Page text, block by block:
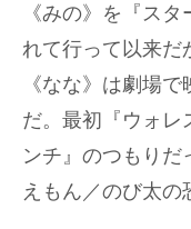
《みの》を『ス
れて行って以来だ
《なな》は劇場
だ。最初『ウォレ
ンチ』のつもりだ
えもん／のび太の